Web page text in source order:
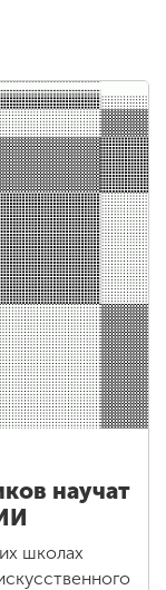
научат
школах